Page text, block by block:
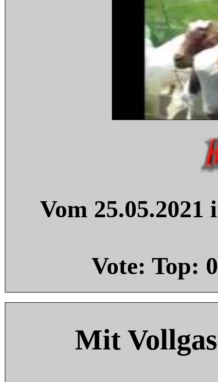
Vom
Vote: Top: 0
Mit